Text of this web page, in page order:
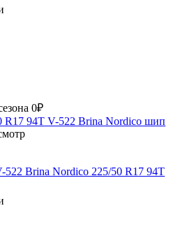
0₽
Brina Nordico 225/50 R17 94T